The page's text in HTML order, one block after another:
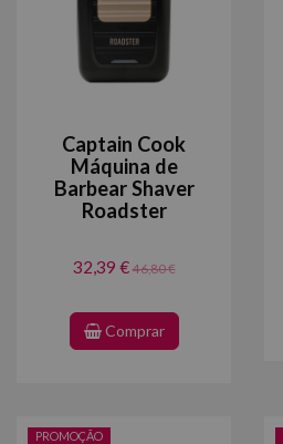
Captain Cook
Máquina de
Barbear Shaver
Roadster
32,39 €46,80 €
Comprar
PROMOÇÃO